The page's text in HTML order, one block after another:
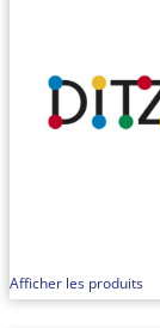
Afficher les produits